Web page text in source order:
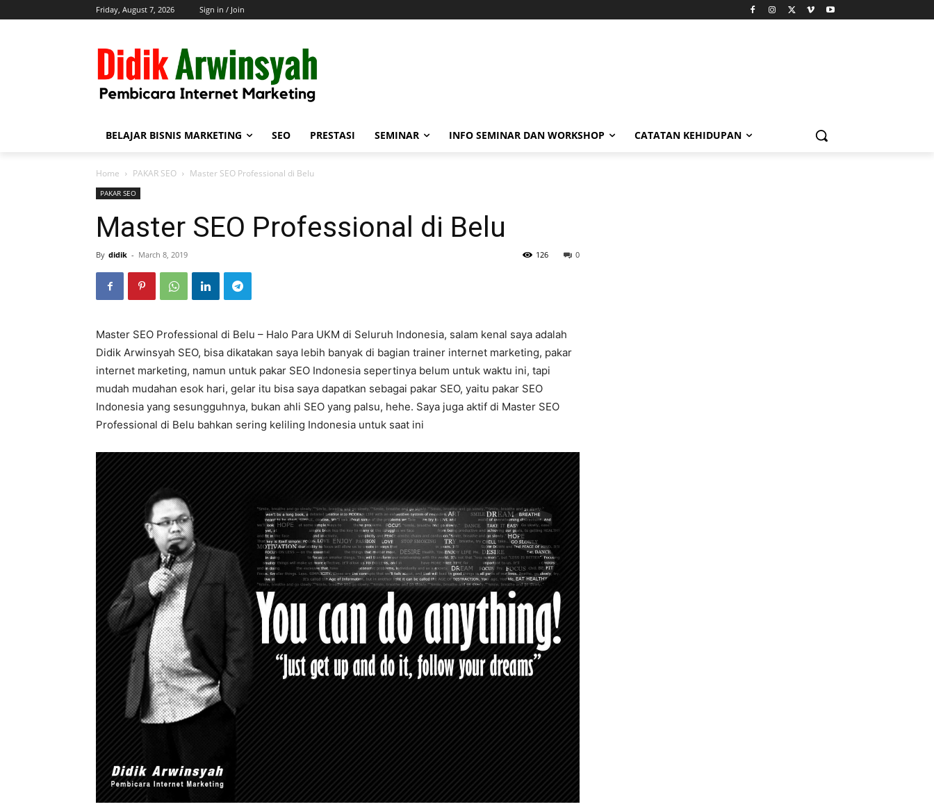
Friday, August 7, 2026 Sign in / Join
BELAJAR BISNIS MARKETING SEO PRESTASI SEMINAR INFO SEMINAR DAN WORKSHOP CATATAN KEHIDUPAN
Home PAKAR SEO Master SEO Professional di Belu
PAKAR SEO
Master SEO Professional di Belu
By didik - March 8, 2019 0
126
Master SEO Professional di Belu – Halo Para UKM di Seluruh Indonesia, salam kenal saya adalah
Didik Arwinsyah SEO, bisa dikatakan saya lebih banyak di bagian trainer internet marketing, pakar
internet marketing, namun untuk pakar SEO Indonesia sepertinya belum untuk waktu ini, tapi
mudah mudahan esok hari, gelar itu bisa saya dapatkan sebagai pakar SEO, yaitu pakar SEO
Indonesia yang sesungguhnya, bukan ahli SEO yang palsu, hehe. Saya juga aktif di Master SEO
Professional di Belu bahkan sering keliling Indonesia untuk saat ini